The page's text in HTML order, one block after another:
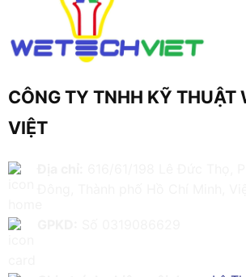
CÔNG TY TNHH KỸ THUẬT
VIỆT